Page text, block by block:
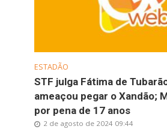
ESTADÃO
STF julga Fátima de
ameaçou pegar o Xandão;
por pena de 17 anos
2 de agosto de 2024 09:44